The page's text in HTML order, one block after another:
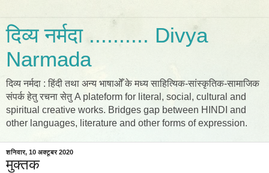
दिव्य नर्मदा .......... Divya
Narmada
दिव्य नर्मदा : हिंदी तथा अन्य भाषाओँ के मध्य साहित्यिक-सांस्कृतिक-सामाजिक
संपर्क हेतु रचना सेतु A plateform for literal, social, cultural and
spiritual creative works. Bridges gap between HINDI and
other languages, literature and other forms of expression.
शनिवार, 10 अक्टूबर 2020
मुक्तक